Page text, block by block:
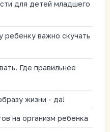
для детей младшего
ребенку важно скучать
Где правильнее
жизни - да!
на организм ребенка